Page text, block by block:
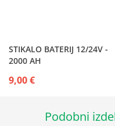
STIKALO BATERIJ 12/24V -
2000 AH
9,00 €
Podobni